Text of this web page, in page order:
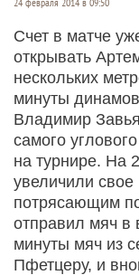
24 февраля 2014 в 09:50
Счет в матче
открывать
нескольких
минуты
Владимир
самого
на турнире. На
увеличили
потрясающим
отправил мяч в
минуты мяч из
Пфетцеру, и